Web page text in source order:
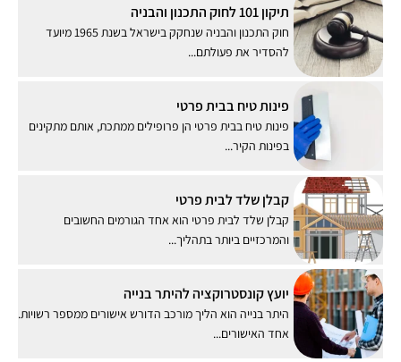
תיקון 101 לחוק התכנון והבניה
חוק התכנון והבניה שנחקק בישראל בשנת 1965 מיועד
להסדיר את פעולתם...
פינות טיח בבית פרטי
פינות טיח בבית פרטי הן פרופילים ממתכת, אותם מתקינים
בפינות הקיר...
קבלן שלד לבית פרטי
קבלן שלד לבית פרטי הוא אחד הגורמים החשובים
והמרכזיים ביותר בתהליך...
יועץ קונסטרוקציה להיתר בנייה
היתר בנייה הוא הליך מורכב הדורש אישורים ממספר רשויות.
אחד האישורים...